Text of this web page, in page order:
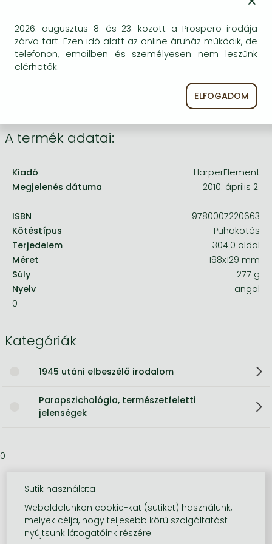
Bleach manga
One-Punch Man manga
egyszer keresni szerzővel és címmel. Ha nem talál
másik, kapható kiadást, forduljon
ügyfélszolgálatunkhoz!
A termék adatai:
Kiadó
HarperElement
Megjelenés dátuma
2010. április 2.
ISBN
9780007220663
Kötéstípus
Puhakötés
Terjedelem
304.0 oldal
Méret
198x129 mm
Súly
277 g
Nyelv
angol
0
Kategóriák
1945 utáni elbeszélő irodalom
Parapszichológia, természetfeletti
jelenségek
0
2026. augusztus 8. és 23. között a Prospero irodája
zárva tart. Ezen idő alatt az online áruház működik, de
telefonon, emailben és személyesen nem leszünk
elérhetők.
ELFOGADOM
Sütik használata
Weboldalunkon cookie-kat (sütiket) használunk,
melyek célja, hogy teljesebb körű szolgáltatást
nyújtsunk látogatóink részére.